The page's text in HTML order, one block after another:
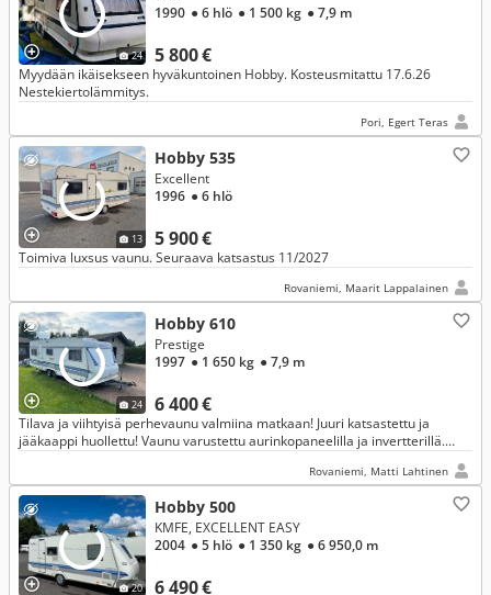
24 5 800 €
1990 ● 6 hlö ● 1 500 kg ● 7,9 m
Myydään ikäisekseen hyväkuntoinen Hobby. Kosteusmitattu 17.6.26
Nestekiertolämmitys.
Pori, Egert Teras
13
Hobby 535
5 900 €
Excellent
1996 ● 6 hlö
Toimiva luxsus vaunu. Seuraava katsastus 11/2027
Rovaniemi, Maarit Lappalainen
24
Hobby 610
6 400 €
Prestige
1997 ● 1 650 kg ● 7,9 m
Tilava ja viihtyisä perhevaunu valmiina matkaan! Juuri katsastettu ja
jääkaappi huollettu! Vaunu varustettu aurinkopaneelilla ja invertterillä.
Rovaniemi, Matti Lahtinen
20
Hobby 500
6 490 €
KMFE, EXCELLENT EASY
2004 ● 5 hlö ● 1 350 kg ● 6 950,0 m